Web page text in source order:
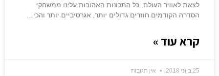
לצאת לאוויר העולם, כל התכונות האהובות עלינו ממשחקי
הסדרה הקודמים חוזרים גדולים יותר, אגרסיביים יותר והכי…
קרא עוד »
25 ביוני 2018 אין תגובות